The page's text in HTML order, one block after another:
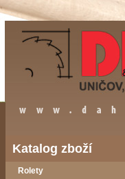
Katalog zboží
Rolety